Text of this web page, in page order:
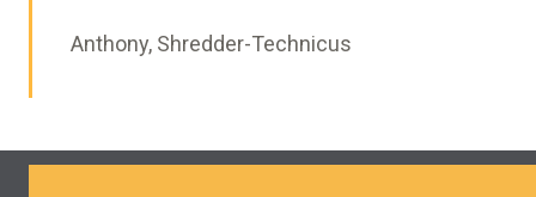
Anthony, Shredder-Technicus